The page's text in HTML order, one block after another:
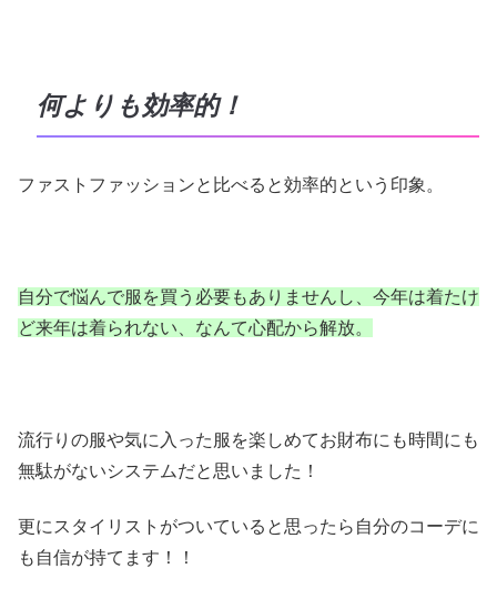
何よりも効率的！
ファストファッションと比べると効率的という印象。
自分で悩んで服を買う必要もありませんし、今年は着たけ
ど来年は着られない、なんて心配から解放。
流行りの服や気に入った服を楽しめてお財布にも時間にも
無駄がないシステムだと思いました！
更にスタイリストがついていると思ったら自分のコーデに
も自信が持てます！！